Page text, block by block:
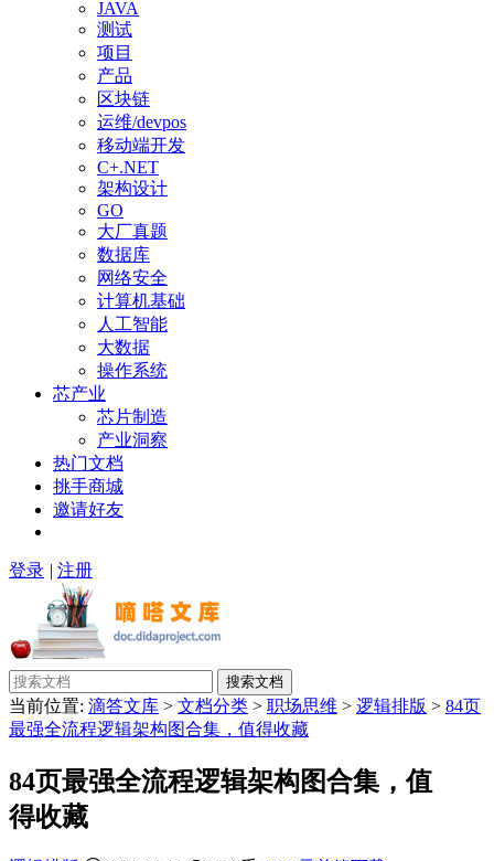
JAVA
测试
项目
产品
区块链
运维/devpos
移动端开发
C+.NET
架构设计
GO
大厂真题
数据库
网络安全
计算机基础
人工智能
大数据
操作系统
芯产业
芯片制造
产业洞察
热门文档
挑手商城
邀请好友
登录 | 注册
搜索文档
当前位置: 滴答文库 > 文档分类 > 职场思维 > 逻辑排版 > 84页
最强全流程逻辑架构图合集，值得收藏
84页最强全流程逻辑架构图合集，值
得收藏